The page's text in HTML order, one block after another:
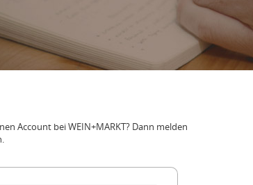
Account bei WEIN+MARKT? Dann melden